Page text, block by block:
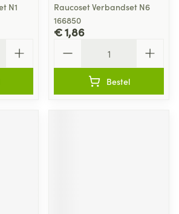
N1
Raucoset Verbandset N6
166850
€ 1,86
Bestel